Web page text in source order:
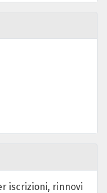
iscrizioni, rinnovi